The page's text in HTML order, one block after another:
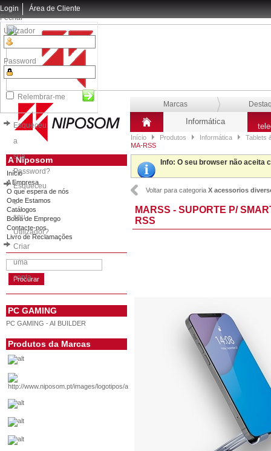
Login
Fechar
Utilizador
Password
Relembrar-me
Esqueceu
a
sua
Password?
Esqueceu
o
seu
Utilizador?
Criar
uma
conta
Área de Cliente
Marcas
Informática
Início Produtos Informática
Tablets
MA-RSS
A Niposom
Início
A Empresa
O que espera de nós
Onde Estamos
Catálogos
Bolsa de Emprego
Contacte-nos
Livro de Reclamações
PC GAMING
PC GAMING - AI BUILDER
Produtos da Marcas
Info: O seu browser não aceita
Voltar para categoria X acessorios
MARSS - SUPORTE P/
RSS